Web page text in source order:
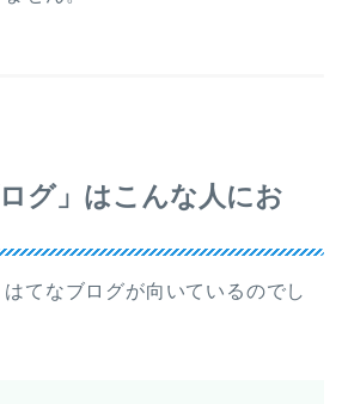
ログ」はこんな人にお
てなブログが向いているのでし